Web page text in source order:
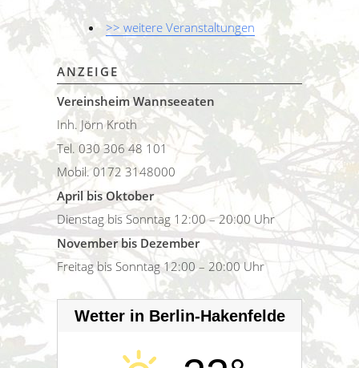
>> weitere Veranstaltungen
ANZEIGE
Vereinsheim Wannseeaten
Inh. Jörn Kroth
Tel. 030 306 48 101
Mobil. 0172 3148000
April bis Oktober
Dienstag bis Sonntag 12:00 – 20:00 Uhr
November bis Dezember
Freitag bis Sonntag 12:00 – 20:00 Uhr
Wetter in Berlin-Hakenfelde